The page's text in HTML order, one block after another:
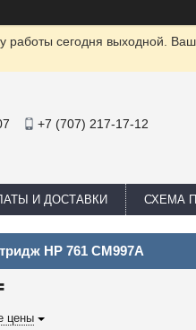
сегодня выходной.
+7 (707) 217-17-12
И ДОСТАВКИ СХЕМА
HP 761 CM997A
цены